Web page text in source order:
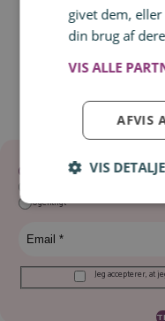
3x om ugen
Ugentligt
Jeg accepterer, at
Log ind for at
givet dem,
din brug af
VIS ALLE
AFVIS
VIS